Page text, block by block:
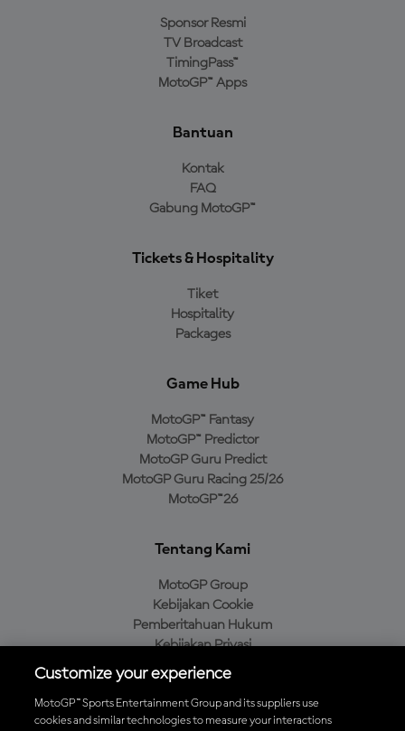
Sponsor Resmi
TV Broadcast
TimingPass™
MotoGP™ Apps
Bantuan
Kontak
FAQ
Gabung MotoGP™
Tickets & Hospitality
Tiket
Hospitality
Packages
Game Hub
MotoGP™ Fantasy
MotoGP™ Predictor
MotoGP Guru Predict
MotoGP Guru Racing 25/26
MotoGP™26
Tentang Kami
MotoGP Group
Kebijakan Cookie
Pemberitahuan Hukum
Kebijakan Privasi
Kebijakan Pembelian
Customize your experience
MotoGP™ Sports Entertainment Group and its suppliers use
cookies and similar technologies to measure your interactions